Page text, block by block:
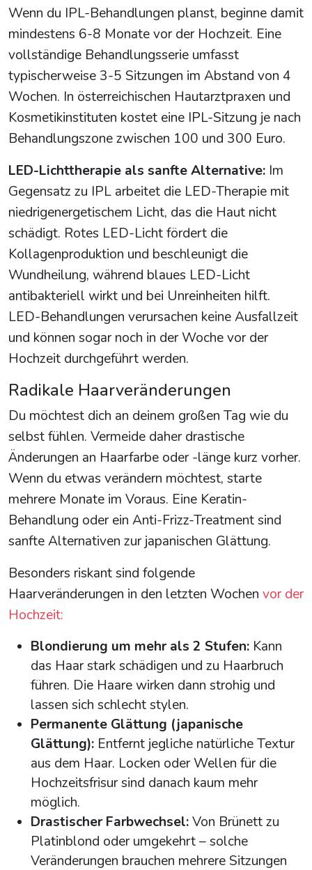
Wenn du IPL-Behandlungen planst, beginne damit
mindestens 6-8 Monate vor der Hochzeit. Eine
vollständige Behandlungsserie umfasst
typischerweise 3-5 Sitzungen im Abstand von 4
Wochen. In österreichischen Hautarztpraxen und
Kosmetikinstituten kostet eine IPL-Sitzung je nach
Behandlungszone zwischen 100 und 300 Euro.
LED-Lichttherapie als sanfte Alternative: Im
Gegensatz zu IPL arbeitet die LED-Therapie mit
niedrigenergetischem Licht, das die Haut nicht
schädigt. Rotes LED-Licht fördert die
Kollagenproduktion und beschleunigt die
Wundheilung, während blaues LED-Licht
antibakteriell wirkt und bei Unreinheiten hilft.
LED-Behandlungen verursachen keine Ausfallzeit
und können sogar noch in der Woche vor der
Hochzeit durchgeführt werden.
Radikale Haarveränderungen
Du möchtest dich an deinem großen Tag wie du
selbst fühlen. Vermeide daher drastische
Änderungen an Haarfarbe oder -länge kurz vorher.
Wenn du etwas verändern möchtest, starte
mehrere Monate im Voraus. Eine Keratin-
Behandlung oder ein Anti-Frizz-Treatment sind
sanfte Alternativen zur japanischen Glättung.
Besonders riskant sind folgende
Haarveränderungen in den letzten Wochen vor der
Hochzeit:
Blondierung um mehr als 2 Stufen: Kann
das Haar stark schädigen und zu Haarbruch
führen. Die Haare wirken dann strohig und
lassen sich schlecht stylen.
Permanente Glättung (japanische
Glättung): Entfernt jegliche natürliche Textur
aus dem Haar. Locken oder Wellen für die
Hochzeitsfrisur sind danach kaum mehr
möglich.
Drastischer Farbwechsel:Von Brünett zu
Platinblond oder umgekehrt – solche
Veränderungen brauchen mehrere Sitzungen